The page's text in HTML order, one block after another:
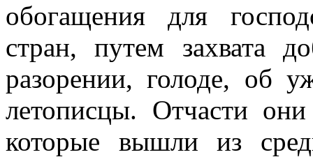
обогащения для
стран, путем захвата
разорении, голоде, об
летописцы. Отчасти
которые вышли из